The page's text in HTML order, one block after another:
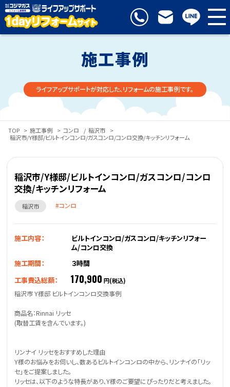
施工事例
ライフアップサポートが対応した、リフォームの施工事例です。
TOP > 施工事例 > コンロ / 稲沢市
>
稲沢市/Y様邸/ビルトインコンロ/ガスコンロ/コンロ交換/キッチンリフォーム
稲沢市/Y様邸/ビルトインコンロ/ガスコンロ/コンロ
交換/キッチンリフォーム
稲沢市 コンロ
施工内容：
ビルトインコンロ/ガスコンロ/キッチンリフォー
ム/コンロ交換
施工期間：
３時間
工事費込総額：
170,900 円(税込)
稲沢市 Y様邸 ビルトインコンロ交換事例
商品名：Rinnai リッセ
(取替工賃を含んでいます。)
リンナイ リッセをおすすめした理由
Y様のお悩みをお伺いし、数あるビルトインコンロの中から、リンナイの「リッ
セ」をご提案しました。
リッセは、以下のような特長があり、Y様のご要望にぴったりだと考えました。